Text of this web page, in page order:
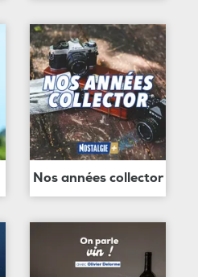
Nos années collector